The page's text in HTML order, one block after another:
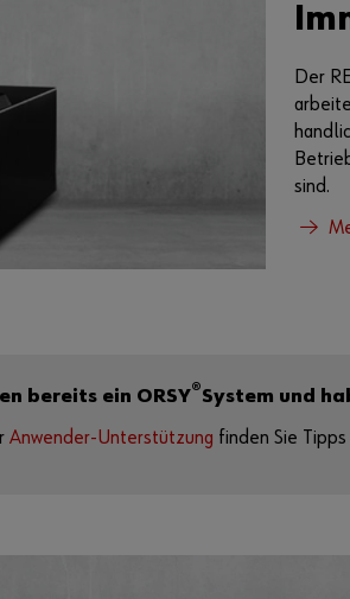
Der
sind.
bereits ein ORSY®System und
Anwender-Unterstützung finden Sie